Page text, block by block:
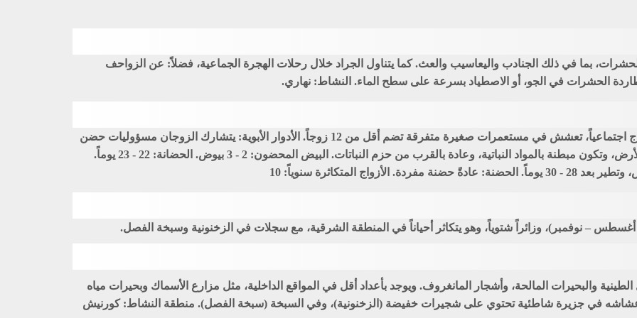
بما في ذلك الجنادب واليعاسيب والعث. كما يتناول الجراد خلال رحلات الهجرة الجماعية، فضلاً: عن الزواحف
الحشرات في الجو، أو الاصطياد بسرعة على سطح الماء. النشاط: نهاري.
سلوك التكاثر: نظام التزاوج: أزواج متكاثرة أحادية الزواج اجتماعياً، تعشش في مستعمرات صغيرة متفرقة تضم أقل من 12 زوجاً. الأدوار الأبوية: يتشارك الزوجان مسؤوليات حضن
البيض ورعاية الفراخ. العش: حفرة ضحلة فوق سطح الأرض، وتكون مبطنة بالمواد النباتية، وعادة بالقرب من حزم النباتات. البيض المحضون: 2 - 3 بيوض. الحضانة: 22 - 23 يوماً.
أغسطس – نوفمبر)، وزائراً شتوياً، وهو يتكاثر أحياناً في المنطقة الشرقية، مع سجلات في الزخنونية وسبخة الفصل.
والبحيرات المالحة، وأشجار المانغروف. ويوجد بأعداد أقل في المواقع الداخلية، مثل مزارع الأسماك وبحيرات مياه
في جزيرة شاطئية تحتوي على شجيرات خفيضة (الزخنونية)، وفي السبخة (سبخة الفصل). منطقة النشاط: كورنيش